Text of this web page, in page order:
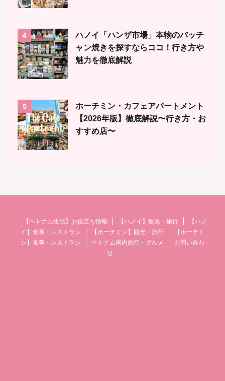
4
ハノイ「ハンザ市場」本物のバッチ
ャン焼きを探すならココ！行き方や
魅力を徹底解説
5
ホーチミン・カフェアパートメント
【2026年版】徹底解説〜行き方・お
すすめ店〜
【ベトナム生活】お役立ち情報 【ハノイ】観光・旅行
【ハノ
イ】食事・レストラン
【ホーチミン】観光・旅行
【ホーチミ
ン】食事・レストラン
ベトナム国内旅行・グルメ
お問い合わ
せ